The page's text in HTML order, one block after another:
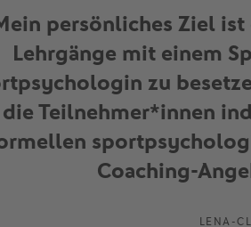
persönliches Ziel
Lehrgänge mit einem
zu
Teilnehmer*innen
Coaching-
LENA-